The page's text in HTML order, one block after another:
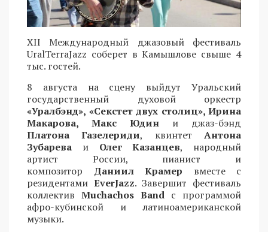
XII Международный джазовый фестиваль
UralTerraJazz соберет в Камышлове свыше 4
тыс. гостей.
8 августа на сцену выйдут Уральский
государственный духовой оркестр
«Уралбэнд», «Секстет двух столиц», Ирина
Макарова, Макс Юдин и джаз-бэнд
Платона Газелериди, квинтетАнтона
Зубарева и Олег Казанцев, народный
артист России, пианист и
композитор Даниил Крамер вместе с
резидентами EverJazz. Завершит фестиваль
коллектив Muchachos Band с программой
афро-кубинской и латиноамериканской
музыки.